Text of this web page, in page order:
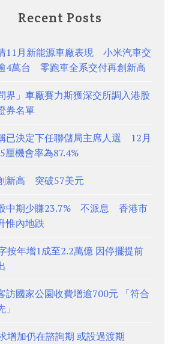
Recent Posts
11月新能源車廠表現 小米汽車交
4萬台 零跑車全系交付再創新高
界」車廠賽力斯獲深交所調入港股
券名單
已決定下任聯儲局主席人選 12月
厘機會率為87.4%
新高 突破57美元
中期少賺23.7% 不派息 香港市
惟內地跌
按年增1成至2.2萬億 因停擺提前
訪國家公園收費增逾700元 「符合
增加仍在諮詢期 或設過渡期